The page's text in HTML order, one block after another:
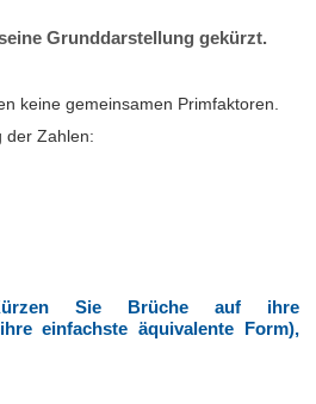
Grunddarstellung gekürzt.
keine gemeinsamen Primfaktoren.
der Zahlen:
Sie Brüche auf ihre
einfachste äquivalente Form),